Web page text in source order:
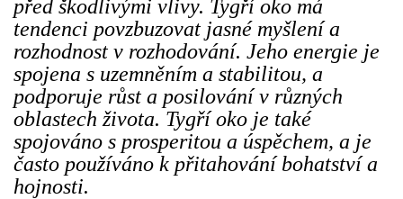
před škodlivými vlivy. Tygří oko má
tendenci povzbuzovat jasné myšlení a
rozhodnost v rozhodování. Jeho energie je
spojena s uzemněním a stabilitou, a
podporuje růst a posilování v různých
oblastech života. Tygří oko je také
spojováno s prosperitou a úspěchem, a je
často používáno k přitahování bohatství a
hojnosti.